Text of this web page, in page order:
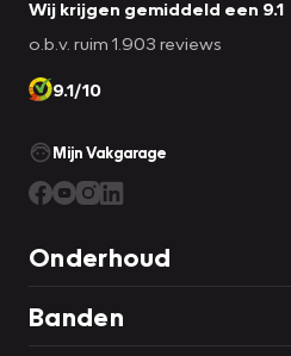
Wij krijgen gemiddeld een 9.1
o.b.v. ruim 1.903 reviews
9.1/10
Mijn Vakgarage
Onderhoud
Banden